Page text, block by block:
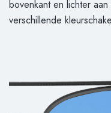
bovenkant en lichter
verschillende